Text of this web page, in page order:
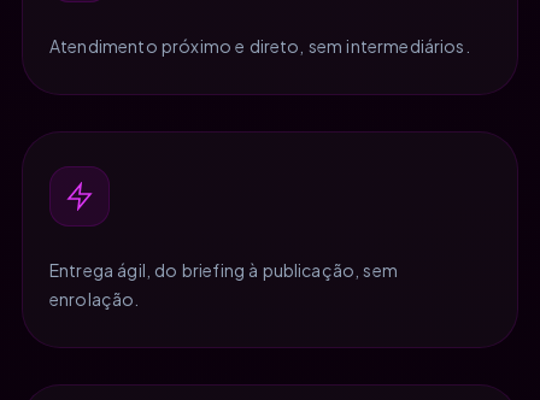
Atendimento próximo e direto, sem intermediários.
Entrega ágil, do briefing à publicação, sem
enrolação.